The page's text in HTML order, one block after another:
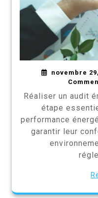
novembre
Réaliser un audit
étape
performance
garantir leur